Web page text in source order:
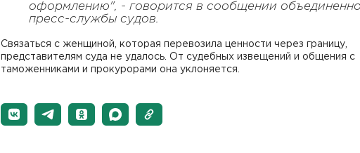
оформлению", - говорится в сообщении
пресс-службы судов.
Связаться с женщиной, которая перевозила ценности через границу,
представителям суда не удалось. От судебных извещений и общения с
таможенниками и прокурорами она уклоняется.